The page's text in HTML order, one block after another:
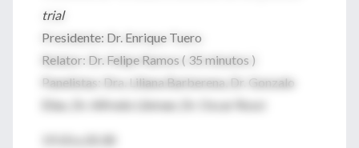
trial
Presidente: Dr. Enrique Tuero
Relator: Dr. Felipe Ramos ( 35 minutos )
Panelistas: Dra. Liliana Barberena, Dr. Gonzalo
Elías, Dr. Alfredo Libman, Dr. Oscar Rossi
19.10 a 20.30